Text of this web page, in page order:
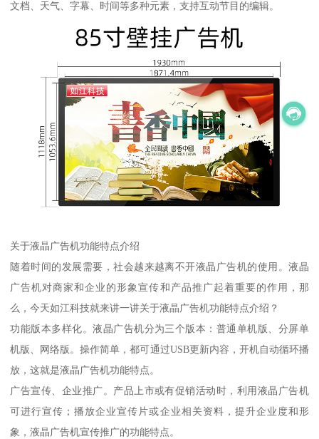
文档、天气、字幕、时间等多种元素，支持互动节目的编辑。
关于液晶广告机功能特点介绍
随着时间的发展需要，社会越来越离不开液晶广告机的使用。液晶
广告机对商家和企业的形象宣传和产品推广起着重要的作用，那
么，今天如江科技就来讲一讲关于液晶广告机功能特点介绍？
功能版本多样化。液晶广告机分为三个版本：普通单机版、分屏单
机版、网络版。操作简单，都可通过USB更新内容，开机自动循环播
放，这就是液晶广告机功能特点。
广告宣传、企业推广。产品上市或有促销活动时，利用液晶广告机
可进行宣传；播放企业宣传片或企业相关资料，提升企业度和形
象，液晶广告机宣传推广的功能特点。